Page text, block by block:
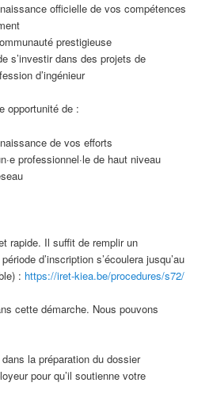
officielle de vos compétences
prestigieuse
s’investir dans des projets de
d’ingénieur
opportunité de :
de vos efforts
professionnel·le de haut niveau
rapide. Il suffit de remplir un
d’inscription s’écoulera jusqu’au
: https://iret-kiea.be/procedures/s72/
cette démarche. Nous pouvons
la préparation du dossier
pour qu’il soutienne votre